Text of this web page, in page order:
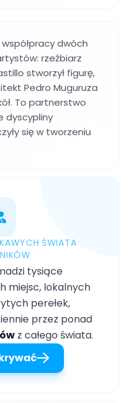
dwóch
rzeźbiarz
stworzył figurę,
Pedro Muguruza
To partnerstwo
dyscypliny
się w tworzeniu
ŚWIATA
tysiące
miejsc, lokalnych
perełek,
przez ponad
z całego świata.